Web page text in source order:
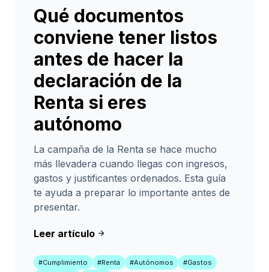
Qué documentos
conviene tener listos
antes de hacer la
declaración de la
Renta si eres
autónomo
La campaña de la Renta se hace mucho
más llevadera cuando llegas con ingresos,
gastos y justificantes ordenados. Esta guía
te ayuda a preparar lo importante antes de
presentar.
Leer artículo arrow_forward
#Cumplimiento #Renta #Autónomos
#Gastos